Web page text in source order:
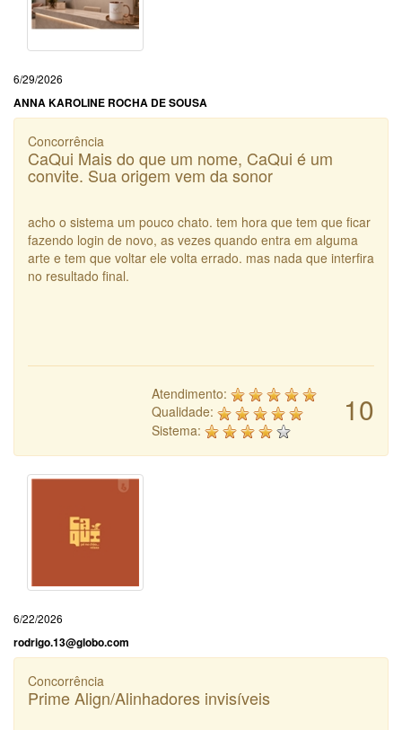
6/29/2026
ANNA KAROLINE ROCHA DE SOUSA
Concorrência
CaQui Mais do que um nome, CaQui é um
convite. Sua origem vem da sonor
acho o sistema um pouco chato. tem hora que tem que ficar
fazendo login de novo, as vezes quando entra em alguma
arte e tem que voltar ele volta errado. mas nada que interfira
no resultado final.
10
Atendimento:
Qualidade:
Sistema:
6/22/2026
rodrigo.13@globo.com
Concorrência
Prime Align/Alinhadores invisíveis